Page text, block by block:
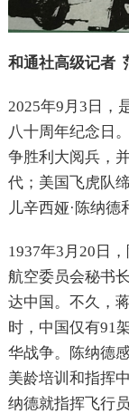
和通社高级记者
2025年9月3日，
八十周年纪念日
争胜利大阅兵，
代；美国飞虎队
儿辛西娅·陈纳德
1937年3月20日
航空委员会秘书
达中国。不久，
时，中国仅有91
华战争。陈纳德
美龄培训和指挥
纳德就指挥飞行